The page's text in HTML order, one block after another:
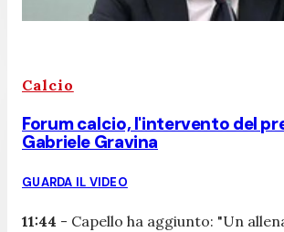
Calcio
Forum calcio, l'intervento del
Gabriele Gravina
GUARDA IL VIDEO
11:44 - Capello ha aggiunto: "Un